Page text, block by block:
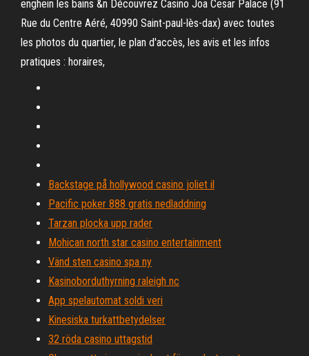
enghein les bains &n Découvrez Casino Joa Cesar Palace (91
Rue du Centre Aéré, 40990 Saint-paul-lès-dax) avec toutes
les photos du quartier, le plan d'accès, les avis et les infos
pratiques : horaires,
Backstage på hollywood casino joliet il
Pacific poker 888 gratis nedladdning
Tarzan plocka upp rader
Mohican north star casino entertainment
Vänd sten casino spa ny
Kasinoborduthyrning raleigh nc
App spelautomat soldi veri
Kinesiska turkattbetydelser
32 röda casino uttagstid